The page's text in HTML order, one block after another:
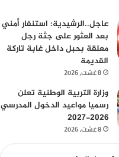
عاجل..الرشيدية: استنفار أمني
بعد العثور على جثة رجل
معلقة بحبل داخل غابة تاركة
القديمة
8 غشت، 2026
وزارة التربية الوطنية تعلن
رسميا مواعيد الدخول المدرسي
2026-2027
8 غشت، 2026